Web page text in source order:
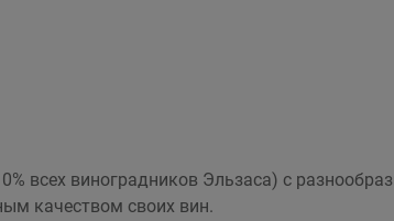
всех виноградников Эльзаса) с
качеством своих вин.